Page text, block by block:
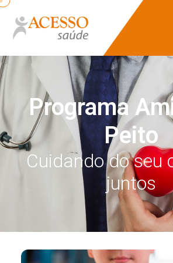
Programa
Peito
Cuidando do seu
juntos